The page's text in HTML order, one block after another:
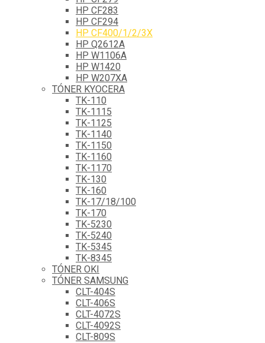
HP CF283
HP CF294
HP CF400/1/2/3X
HP Q2612A
HP W1106A
HP W1420
HP W207XA
TÓNER KYOCERA
TK-110
TK-1115
TK-1125
TK-1140
TK-1150
TK-1160
TK-1170
TK-130
TK-160
TK-17/18/100
TK-170
TK-5230
TK-5240
TK-5345
TK-8345
TÓNER OKI
TÓNER SAMSUNG
CLT-404S
CLT-406S
CLT-4072S
CLT-4092S
CLT-809S